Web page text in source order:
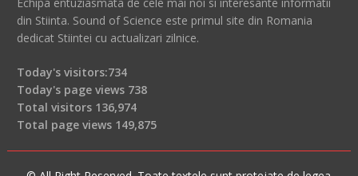
din Stiinta. Sound of Science este primul site din Romania
dedicat Stiintei cu actualizari zilnice.
Today's visitors:734
Today's page views 738
Total visitors 136,974
Total page views 149,875